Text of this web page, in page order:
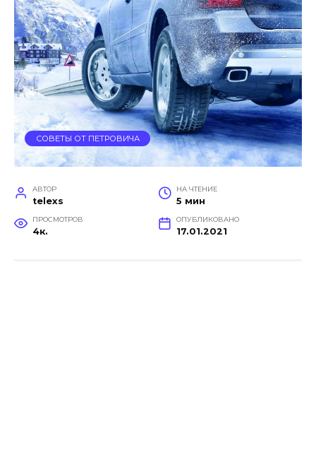
СОВЕТЫ ОТ ПЕТРОВИЧА
АВТОР
telexs
НА ЧТЕНИЕ
5 мин
ПРОСМОТРОВ
4к.
ОПУБЛИКОВАНО
17.01.2021